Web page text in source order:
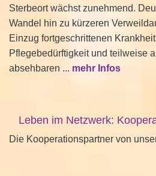
Sterbeort wächst zunehmend.
Wandel hin zu kürzeren
Einzug fortgeschrittenen
Pflegebedürftigkeit und teilweise
absehbaren ... mehr Infos
Leben im Netzwerk:
Die Kooperationspartner von